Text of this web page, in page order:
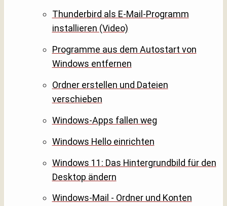
Thunderbird als E-Mail-Programm
installieren (Video)
Programme aus dem Autostart von
Windows entfernen
Ordner erstellen und Dateien
verschieben
Windows-Apps fallen weg
Windows Hello einrichten
Windows 11: Das Hintergrundbild für den
Desktop ändern
Windows-Mail - Ordner und Konten